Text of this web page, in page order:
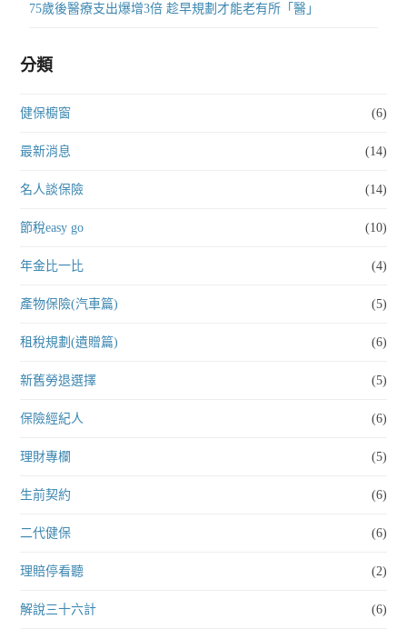
75歲後醫療支出爆增3倍 趁早規劃才能老有所「醫」
分類
健保櫥窗 (6)
最新消息 (14)
名人談保險 (14)
節稅easy go (10)
年金比一比 (4)
產物保險(汽車篇) (5)
租稅規劃(遺贈篇) (6)
新舊勞退選擇 (5)
保險經紀人 (6)
理財專欄 (5)
生前契約 (6)
二代健保 (6)
理賠停看聽 (2)
解說三十六計 (6)